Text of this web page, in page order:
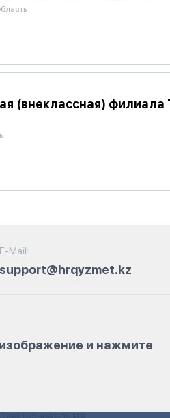
(внеклассная)
E-Mail:
support@hrqyzmet.kz
и нажмите
Электронная почта: